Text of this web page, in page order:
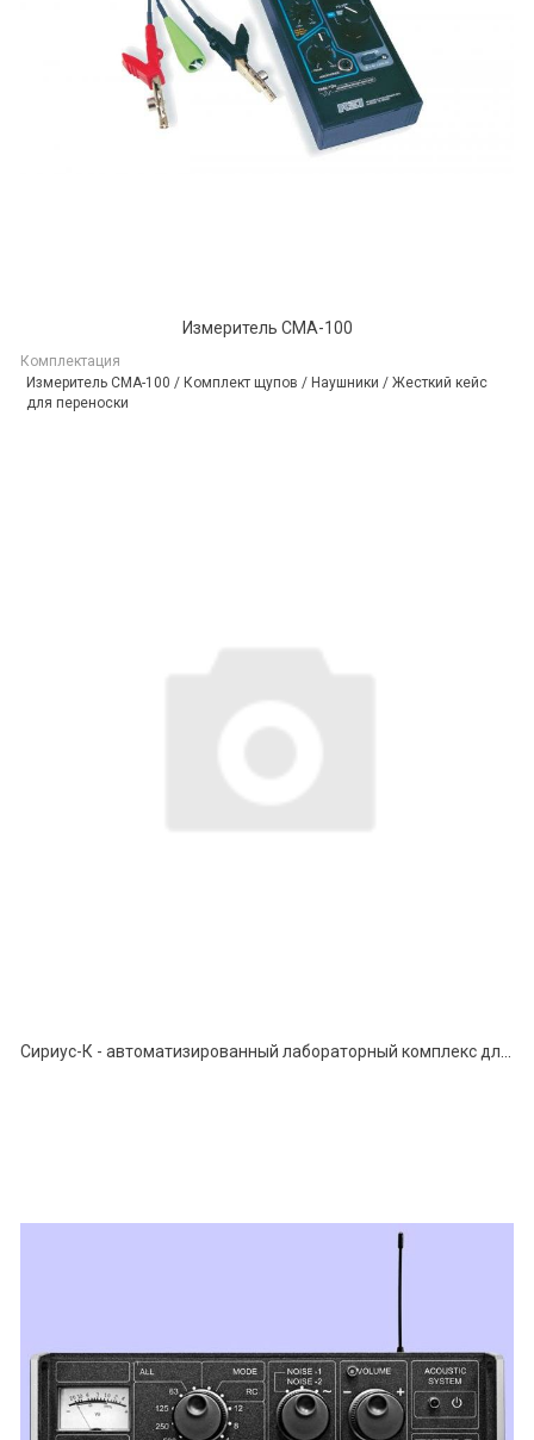
Измеритель CMA-100
Комплектация
Измеритель CMA-100 / Комплект щупов / Наушники / Жесткий кейс
для переноски
Сириус-К - автоматизированный лабораторный комплекс для исследования активными методами